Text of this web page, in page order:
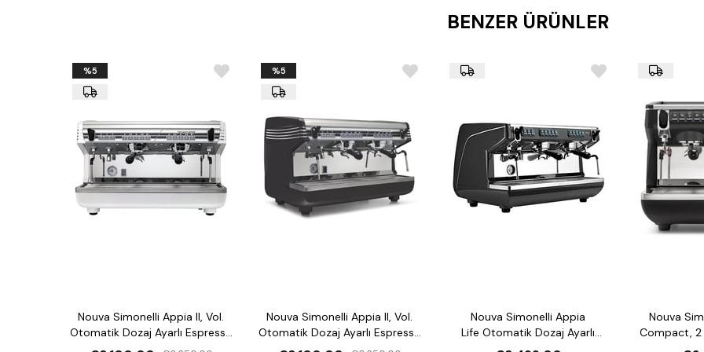
sayesinde çevre dostu
işletme maliyetlerinizi
restoran dekorasyonuna
Kazan Kapasitesi:11
Pompa Basıncı:15 bar
elde etmenizi sağlar.
Güç:
3200 W güç
Boyutlar:
770 x 545 x
Ağırlık:
65 kg, sağlam
Enerji Verimliliği:
tasarımı ile kafe ve
tutarlı kalite sunar.
BENZER ÜRÜNLER
Nouva Simonelli Appia II, Vol.
Otomatik Dozaj Ayarlı Espresso
Kahve Makinesi
%5
Nouva Simonelli Appia II, Vol.
Otomatik Dozaj Ayarlı Espresso
Kahve Makinesi
%5
Nouva Simonelli Appia
Life Otomatik Dozaj Ayarlı
Espresso Kahve Makinesi
Nouva
Compact, 2
Dozaj